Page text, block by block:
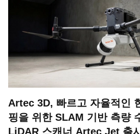
Artec 3D, 빠르고 자율적인
핑을 위한 SLAM 기반 측량
LiDAR 스캐너 Artec Jet 출